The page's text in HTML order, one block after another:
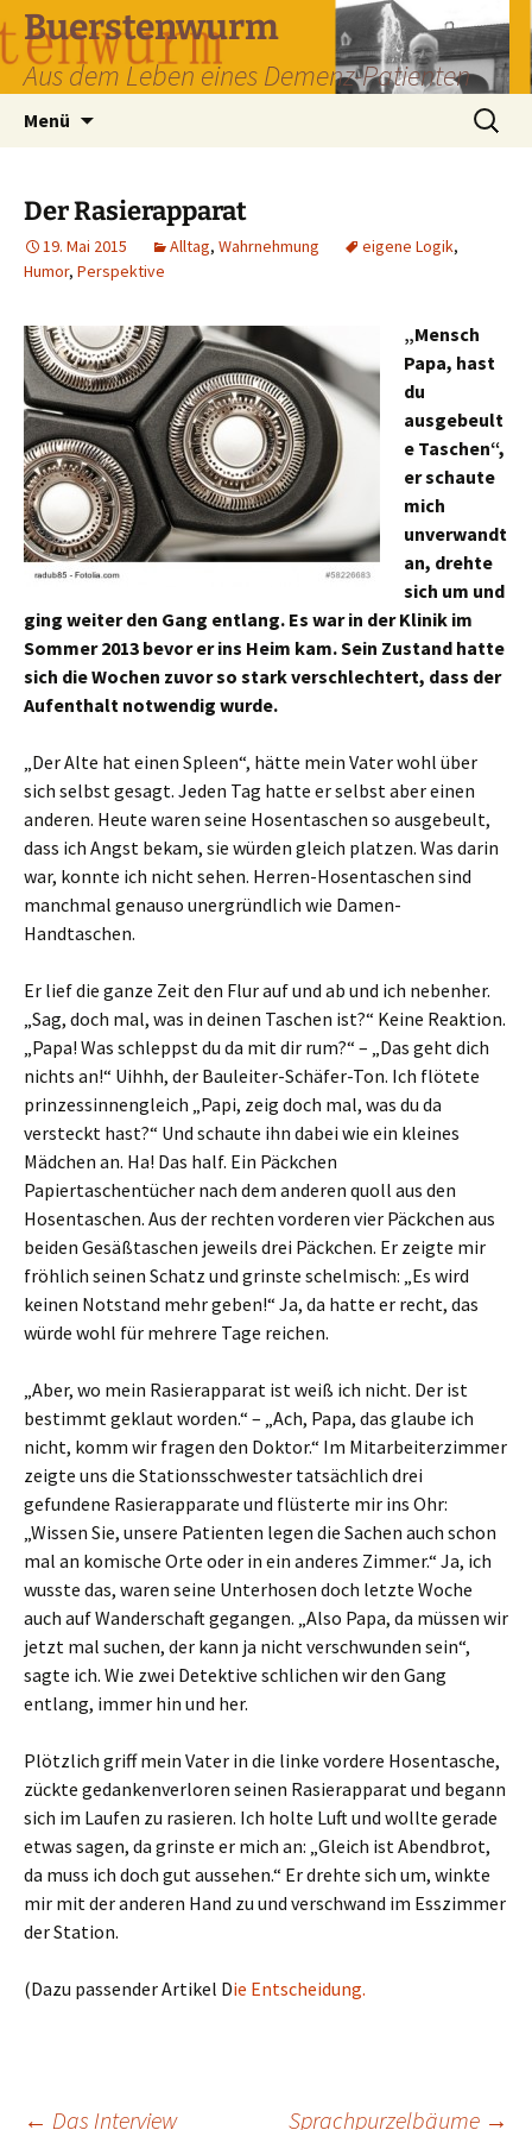
Zum
Inhalt
springen
Buerstenwurm
Aus dem Leben eines Demenz-Patienten
Menü
Suchen
nach:
Der Rasierapparat
19. Mai 2015 Alltag, Wahrnehmung eigene Logik,
Humor, Perspektive
„Mensch
Papa, hast
du
ausgebeult
e Taschen“,
er schaute
mich
unverwandt
an, drehte
sich um und
ging weiter den Gang entlang. Es war in der Klinik im
Sommer 2013 bevor er ins Heim kam. Sein Zustand hatte
sich die Wochen zuvor so stark verschlechtert, dass der
Aufenthalt notwendig wurde.
„Der Alte hat einen Spleen“, hätte mein Vater wohl über
sich selbst gesagt. Jeden Tag hatte er selbst aber einen
anderen. Heute waren seine Hosentaschen so ausgebeult,
dass ich Angst bekam, sie würden gleich platzen. Was darin
war, konnte ich nicht sehen. Herren-Hosentaschen sind
manchmal genauso unergründlich wie Damen-
Handtaschen.
Er lief die ganze Zeit den Flur auf und ab und ich nebenher.
„Sag, doch mal, was in deinen Taschen ist?“ Keine Reaktion.
„Papa! Was schleppst du da mit dir rum?“ – „Das geht dich
nichts an!“ Uihhh, der Bauleiter-Schäfer-Ton. Ich flötete
prinzessinnengleich „Papi, zeig doch mal, was du da
versteckt hast?“ Und schaute ihn dabei wie ein kleines
Mädchen an. Ha! Das half. Ein Päckchen
Papiertaschentücher nach dem anderen quoll aus den
Hosentaschen. Aus der rechten vorderen vier Päckchen aus
beiden Gesäßtaschen jeweils drei Päckchen. Er zeigte mir
fröhlich seinen Schatz und grinste schelmisch: „Es wird
keinen Notstand mehr geben!“ Ja, da hatte er recht, das
würde wohl für mehrere Tage reichen.
„Aber, wo mein Rasierapparat ist weiß ich nicht. Der ist
bestimmt geklaut worden.“ – „Ach, Papa, das glaube ich
nicht, komm wir fragen den Doktor.“ Im Mitarbeiterzimmer
zeigte uns die Stationsschwester tatsächlich drei
gefundene Rasierapparate und flüsterte mir ins Ohr:
„Wissen Sie, unsere Patienten legen die Sachen auch schon
mal an komische Orte oder in ein anderes Zimmer.“ Ja, ich
wusste das, waren seine Unterhosen doch letzte Woche
auch auf Wanderschaft gegangen. „Also Papa, da müssen wir
jetzt mal suchen, der kann ja nicht verschwunden sein“,
sagte ich. Wie zwei Detektive schlichen wir den Gang
entlang, immer hin und her.
Plötzlich griff mein Vater in die linke vordere Hosentasche,
zückte gedankenverloren seinen Rasierapparat und begann
sich im Laufen zu rasieren. Ich holte Luft und wollte gerade
etwas sagen, da grinste er mich an: „Gleich ist Abendbrot,
da muss ich doch gut aussehen.“ Er drehte sich um, winkte
mir mit der anderen Hand zu und verschwand im Esszimmer
der Station.
(Dazu passender Artikel Die Entscheidung.
← Das Interview Sprachpurzelbäume →